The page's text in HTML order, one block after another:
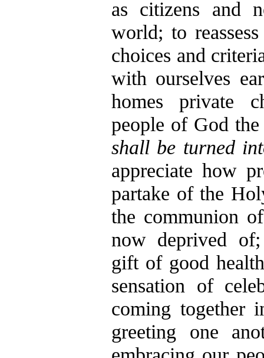
as citizens and
world; to
choices and
with ourselves
homes private
people of God
shall be turned
appreciate how
partake of the
the communion
now deprived
gift of good
sensation of
coming together
greeting one